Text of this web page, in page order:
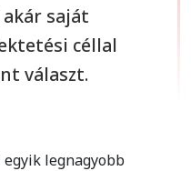
saját
céllal
választ.
legnagyobb